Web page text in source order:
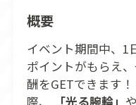
概要
イベント期間中、1
ポイントがもらえ
酬をGETできます
際、
「光る腕輪」 や